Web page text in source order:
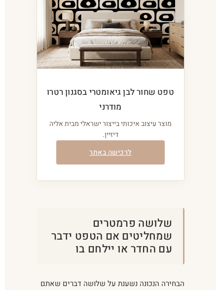
טפט שחור לבן גיאומטרי בסגנון רטרו
מודרני
מוצר עיצוב איכותי בייצור ישראלי מבית אליה
דיזיין.
לרכישה באתר
שלושה פרמטרים
שמחליטים אם הטפט ידבר
עם החדר או יילחם בו
הבחירה הנכונה נשענת על שלושה דברים שאתם